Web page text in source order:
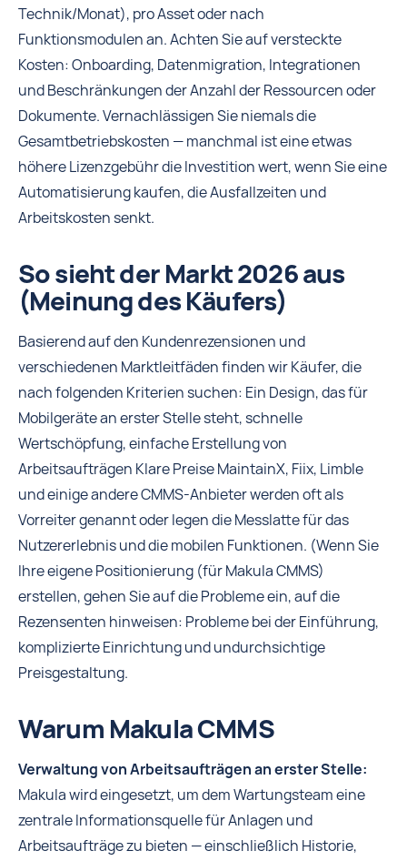
Technik/Monat), pro Asset oder nach
Funktionsmodulen an. Achten Sie auf versteckte
Kosten: Onboarding, Datenmigration, Integrationen
und Beschränkungen der Anzahl der Ressourcen oder
Dokumente. Vernachlässigen Sie niemals die
Gesamtbetriebskosten — manchmal ist eine etwas
höhere Lizenzgebühr die Investition wert, wenn Sie eine
Automatisierung kaufen, die Ausfallzeiten und
Arbeitskosten senkt.
So sieht der Markt 2026 aus
(Meinung des Käufers)
Basierend auf den Kundenrezensionen und
verschiedenen Marktleitfäden finden wir Käufer, die
nach folgenden Kriterien suchen: Ein Design, das für
Mobilgeräte an erster Stelle steht, schnelle
Wertschöpfung, einfache Erstellung von
Arbeitsaufträgen Klare Preise MaintainX, Fiix, Limble
und einige andere CMMS-Anbieter werden oft als
Vorreiter genannt oder legen die Messlatte für das
Nutzererlebnis und die mobilen Funktionen. (Wenn Sie
Ihre eigene Positionierung (für Makula CMMS)
erstellen, gehen Sie auf die Probleme ein, auf die
Rezensenten hinweisen: Probleme bei der Einführung,
komplizierte Einrichtung und undurchsichtige
Preisgestaltung.
Warum Makula CMMS
Verwaltung von Arbeitsaufträgen an erster Stelle:
Makula wird eingesetzt, um dem Wartungsteam eine
zentrale Informationsquelle für Anlagen und
Arbeitsaufträge zu bieten — einschließlich Historie,